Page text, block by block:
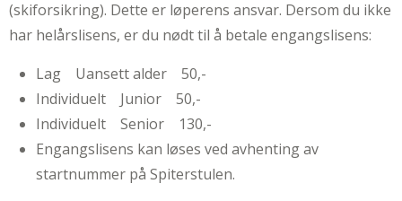
(skiforsikring). Dette er løperens ansvar. Dersom du ikke
har helårslisens, er du nødt til å betale engangslisens:
Lag Uansett alder 50,-
Individuelt Junior 50,-
Individuelt Senior 130,-
Engangslisens kan løses ved avhenting av
startnummer på Spiterstulen.